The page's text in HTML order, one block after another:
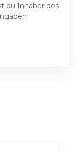
du Inhaber des